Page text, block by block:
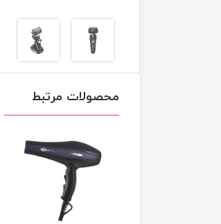
محصولات مرتبط